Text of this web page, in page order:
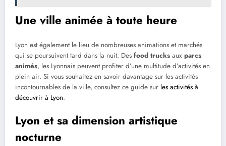
Une ville animée à toute heure
Lyon est également le lieu de nombreuses animations et marchés
qui se poursuivent tard dans la nuit. Des food trucks aux parcs
animés, les Lyonnais peuvent profiter d’une multitude d’activités en
plein air. Si vous souhaitez en savoir davantage sur les activités
incontournables de la ville, consultez ce guide sur les activités à
découvrir à Lyon.
Lyon et sa dimension artistique
nocturne